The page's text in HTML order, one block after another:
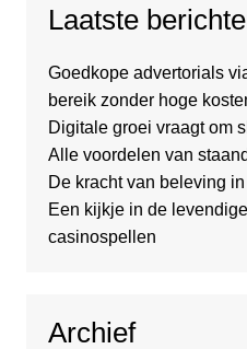
Laatste
Goedkope advertorials
bereik zonder hoge
Digitale groei vraagt om
Alle voordelen van
De kracht van beleving
Een kijkje in de
casinospellen
Archief